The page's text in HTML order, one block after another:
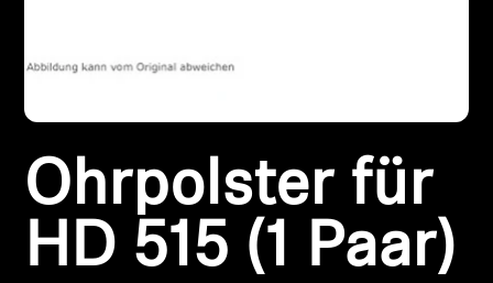
Hearing
TV-Kopfhörer
Ohrpolster für
HD 515 (1 Paar)